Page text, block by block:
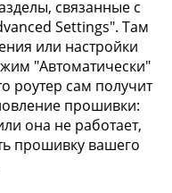
связанные с
Settings". Там
или настройки
"Автоматически"
роутер сам получит
прошивки:
она не работает,
прошивку вашего